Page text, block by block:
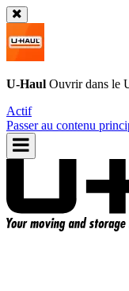
U-Haul Ouvrir dans le
Actif
Passer au contenu